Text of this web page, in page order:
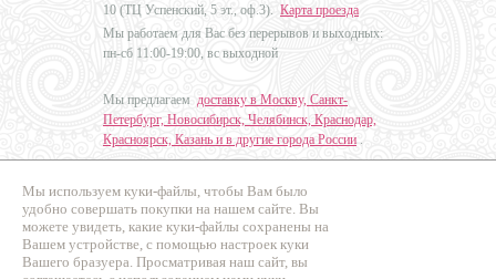
Мы используем куки-файлы, чтобы Вам было
удобно совершать покупки на нашем сайте. Вы
можете увидеть, какие куки-файлы сохранены на
Вашем устройстве, с помощью настроек куки
Вашего бразуера. Просматривая наш сайт, вы
10 (ТЦ Успенский, 5 эт., оф.3). Карта проезда
Мы работаем для Вас без перерывов и выходных:
пн-сб 11:00-19:00, вс выходной
Мы предлагаем доставку в Москву, Санкт-
Петербург, Новосибирск, Челябинск, Краснодар,
Красноярск, Казань и в другие города России.
Дизайн - Наталья Мальцева
Продвижение сайтов
Промо Эксперт